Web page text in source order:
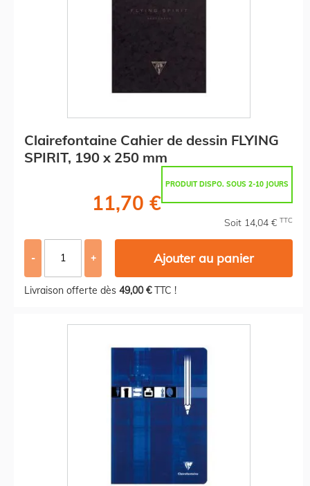
Clairefontaine Cahier de dessin FLYING
SPIRIT, 190 x 250 mm
PRODUIT DISPO. SOUS 2-10 JOURS
11,70 €
Soit 14,04 € TTC
- + Ajouter au panier
Livraison offerte dès 49,00 €TTC !